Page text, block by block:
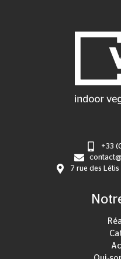
+33
7 rue des Létis